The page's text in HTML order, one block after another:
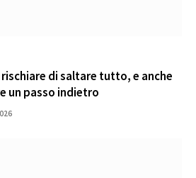
di saltare tutto, e anche
un passo indietro